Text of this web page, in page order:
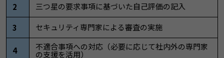
2 三つ星の要求事項に基づいた自己評価の記入
3 セキュリティ専門家による審査の実施
4 不適合事項への対応（必要に応じて社内外の専門家
の支援を活用）